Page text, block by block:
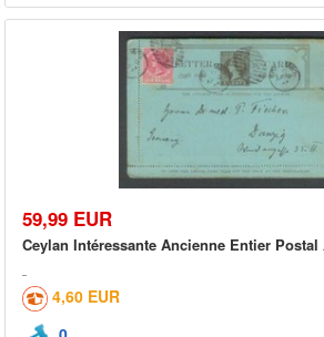
59,99 EUR
Ceylan Intéressante Ancienne Entier Postal
4,60 EUR